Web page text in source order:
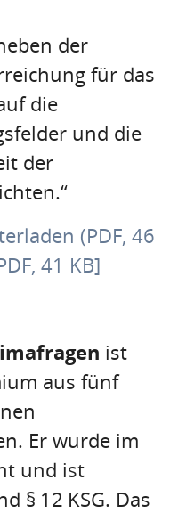
der
für das
die
und die
der
(PDF, 46
41 KB]
ist
aus fünf
Er wurde im
und ist
§ 12 KSG. Das